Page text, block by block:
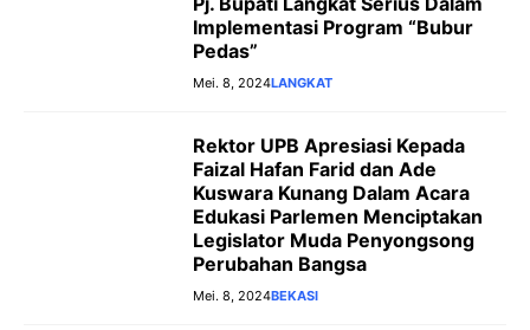
Implementasi Program “Bubur
Pedas”
Mei. 8, 2024LANGKAT
Rektor UPB Apresiasi Kepada
Faizal Hafan Farid dan Ade
Kuswara Kunang Dalam Acara
Edukasi Parlemen Menciptakan
Legislator Muda Penyongsong
Perubahan Bangsa
Mei. 8, 2024BEKASI